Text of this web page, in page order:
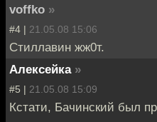
voffko »
#4 | 21.05.08 15:06
Стиллавин жж0т.
Алексейка »
#5 | 21.05.08 15:09
Кстати, Бачинский был